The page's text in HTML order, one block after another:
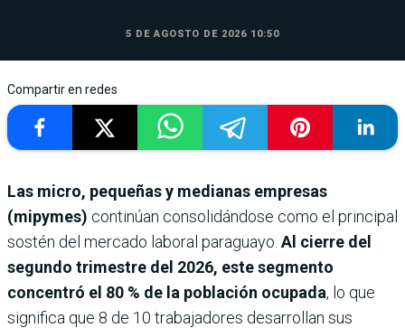
5 DE AGOSTO DE 2026 10:50
Compartir en redes
Las micro, pequeñas y medianas empresas
(mipymes) continúan consolidándose como el principal
sostén del mercado laboral paraguayo. Al cierre del
segundo trimestre del 2026, este segmento
concentró el 80 % de la población ocupada, lo que
significa que 8 de 10 trabajadores desarrollan sus